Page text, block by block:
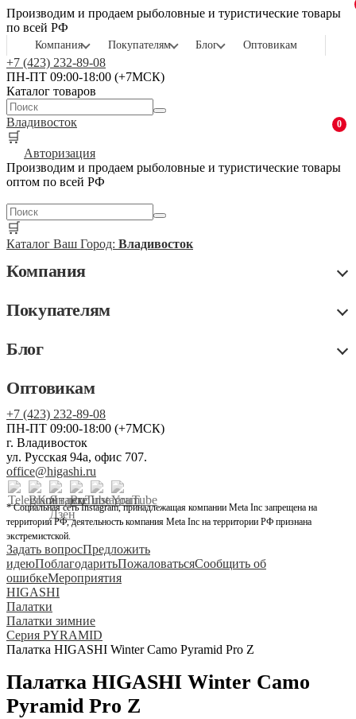
Производим и продаем рыболовные и туристические товары
по всей РФ
Компания Покупателям Блог Оптовикам
+7 (423) 232-89-08
ПН-ПТ 09:00-18:00 (+7МСК)
Каталог товаров
Владивосток
🛒
0
Авторизация
Производим и продаем рыболовные и туристические товары
оптом по всей РФ
🛒
Каталог Ваш Город: Владивосток
Компания
Покупателям
Блог
Оптовикам
+7 (423) 232-89-08
ПН-ПТ 09:00-18:00 (+7МСК)
г. Владивосток
ул. Русская 94а, офис 707.
office@higashi.ru
* Социальная сеть Instagram, принадлежащая компании Meta Inc запрещена на
территории РФ, деятельность компания Meta Inc на территории РФ признана
экстремистской.
Задать вопросПредложить
идеюПоблагодаритьПожаловатьсяСообщить об
ошибкеМероприятия
HIGASHI
Палатки
Палатки зимние
Серия PYRAMID
Палатка HIGASHI Winter Camo Pyramid Pro Z
Палатка HIGASHI Winter Camo
Pyramid Pro Z